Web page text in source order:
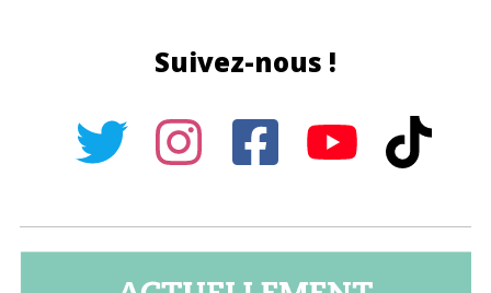
Suivez-nous !